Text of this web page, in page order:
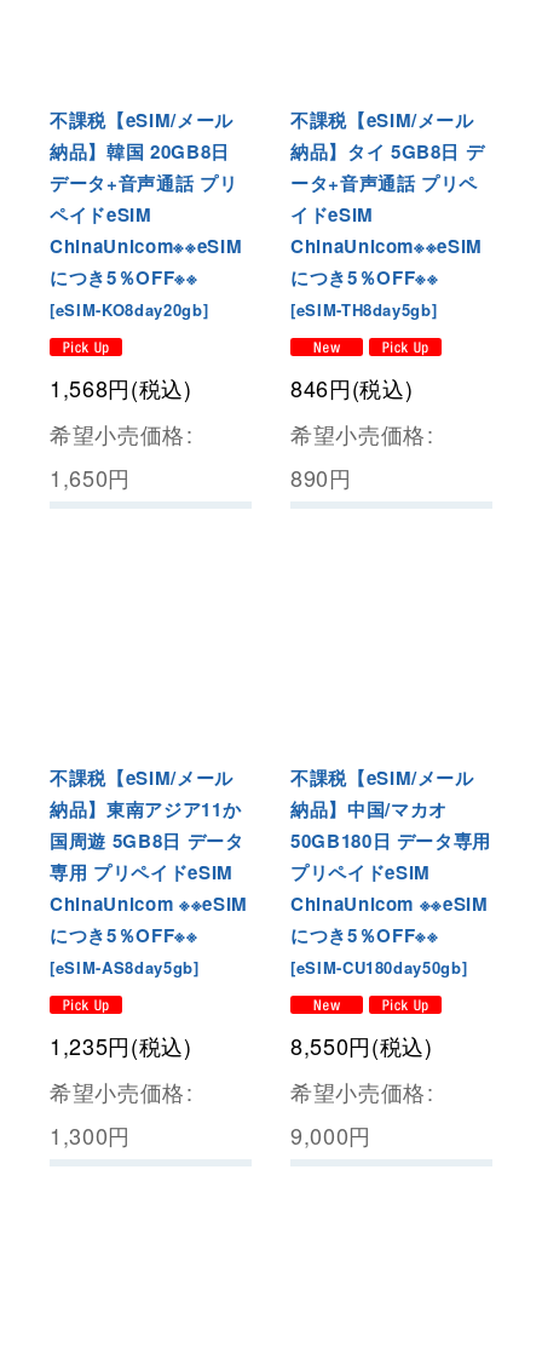
不課税【eSIM/メール
納品】韓国 20GB8日
データ+音声通話 プリ
ペイドeSIM
ChinaUnicom※※eSIM
につき5％OFF※※
[eSIM-KO8day20gb]
1,568円(税込)
希望小売価格:
1,650円
不課税【eSIM/メール
納品】タイ 5GB8日 デ
ータ+音声通話 プリペ
イドeSIM
ChinaUnicom※※eSIM
につき5％OFF※※
[eSIM-TH8day5gb]
846円(税込)
希望小売価格:
890円
不課税【eSIM/メール
納品】東南アジア11か
国周遊 5GB8日 データ
専用 プリペイドeSIM
ChinaUnicom ※※eSIM
につき5％OFF※※
[eSIM-AS8day5gb]
1,235円(税込)
希望小売価格:
1,300円
不課税【eSIM/メール
納品】中国/マカオ
50GB180日 データ専用
プリペイドeSIM
ChinaUnicom ※※eSIM
につき5％OFF※※
[eSIM-CU180day50gb]
8,550円(税込)
希望小売価格:
9,000円